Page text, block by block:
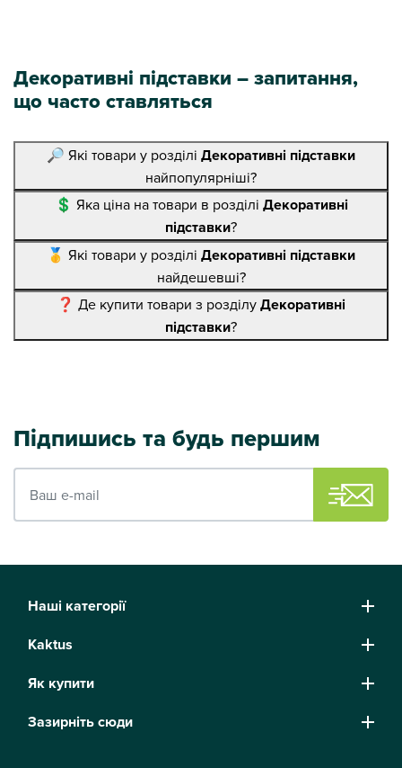
Декоративні підставки – запитання,
що часто ставляться
🔎 Які товари у розділі Декоративні підставки
найпопулярніші?
💲 Яка ціна на товари в розділі Декоративні
підставки?
🥇 Які товари у розділі Декоративні підставки
найдешевші?
❓ Де купити товари з розділуДекоративні
підставки?
Підпишись та будь першим
Наші категорії
Kaktus
Як купити
Зазирніть сюди